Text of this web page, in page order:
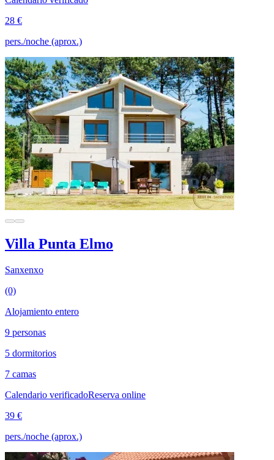
28 €
pers./noche (aprox.)
Villa Punta Elmo
Sanxenxo
(0)
Alojamiento entero
9 personas
5 dormitorios
7 camas
Calendario verificadoReserva online
39 €
pers./noche (aprox.)